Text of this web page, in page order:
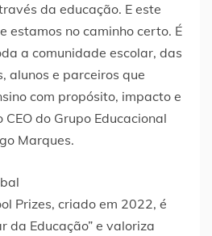
da educação. E este
estamos no caminho certo. É
a comunidade escolar, das
alunos e parceiros que
com propósito, impacto e
do Grupo Educacional
Marques.
Prizes, criado em 2022, é
da Educação” e valoriza